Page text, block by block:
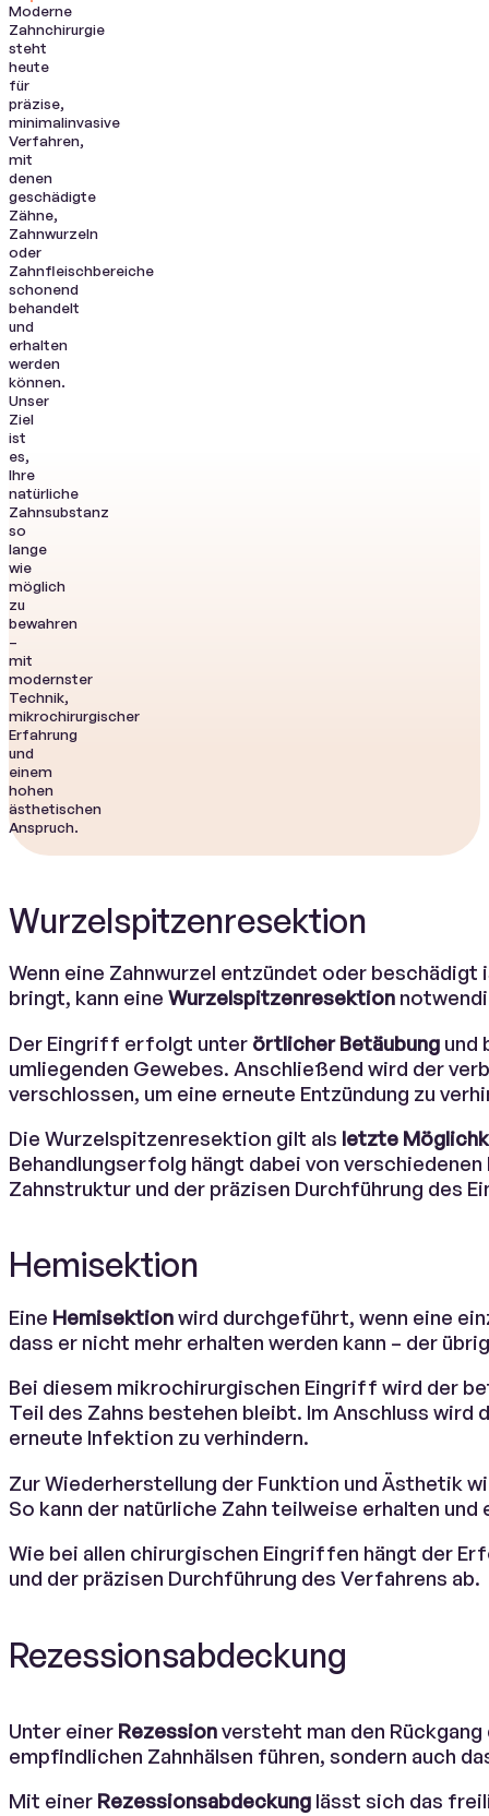
Moderne
Zahnchirurgie
steht
heute
für
präzise,
minimalinvasive
Verfahren,
mit
denen
geschädigte
Zähne,
Zahnwurzeln
oder
Zahnfleischbereiche
schonend
behandelt
und
erhalten
werden
können.
Unser
Ziel
ist
es,
Ihre
natürliche
Zahnsubstanz
so
lange
wie
möglich
zu
bewahren
–
mit
modernster
Technik,
mikrochirurgischer
Erfahrung
und
einem
hohen
ästhetischen
Anspruch.
Wurzelspitzenresektion
Wenn eine Zahnwurzel entzündet oder
bringt, kann eine Wurzelspitzenresektion
Der Eingriff erfolgt unter örtlicher Betäubung und
umliegenden Gewebes. Anschließend wird der
verschlossen, um eine erneute Entzündung zu
Die Wurzelspitzenresektion gilt als letzte
Behandlungserfolg hängt dabei von
Zahnstruktur und der präzisen Durchführung des
Hemisektion
Eine Hemisektionwird durchgeführt, wenn eine
dass er nicht mehr erhalten werden kann – der
Bei diesem mikrochirurgischen Eingriff wird der
Teil des Zahns bestehen bleibt. Im Anschluss
erneute Infektion zu verhindern.
Zur Wiederherstellung der Funktion und Ästhetik
So kann der natürliche Zahn teilweise erhalten
Wie bei allen chirurgischen Eingriffen hängt der
und der präzisen Durchführung des Verfahrens ab.
Rezessionsabdeckung
Unter einer Rezessionversteht man den
empfindlichen Zahnhälsen führen, sondern auch
Mit einer Rezessionsabdeckung lässt sich das